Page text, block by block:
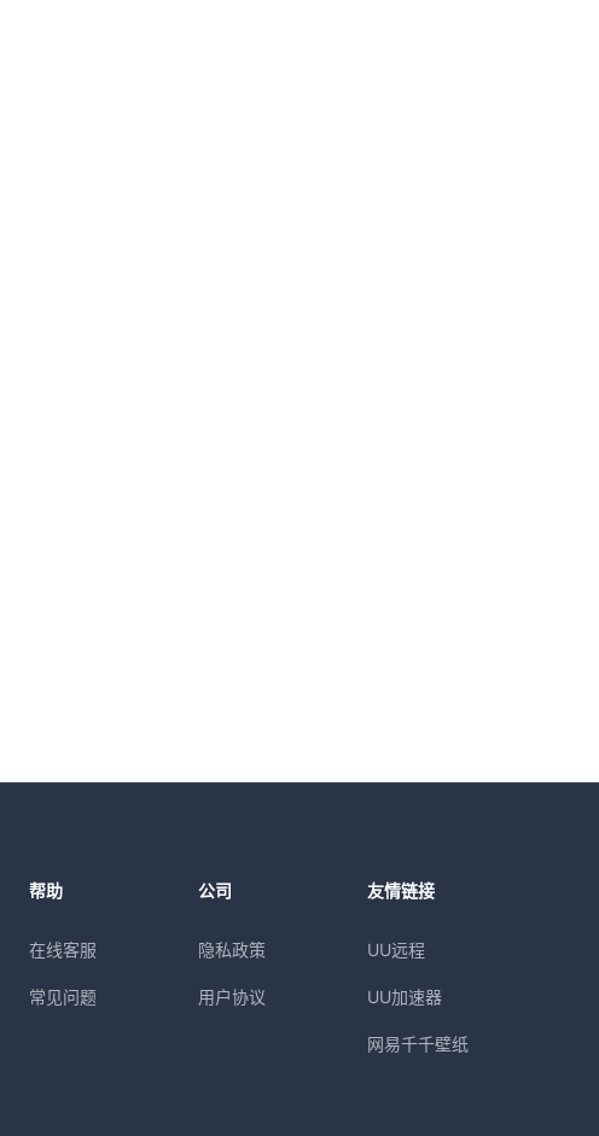
帮助
在线客服
常见问题
公司
隐私政策
用户协议
友情链接
UU远程
UU加速器
网易千千壁纸